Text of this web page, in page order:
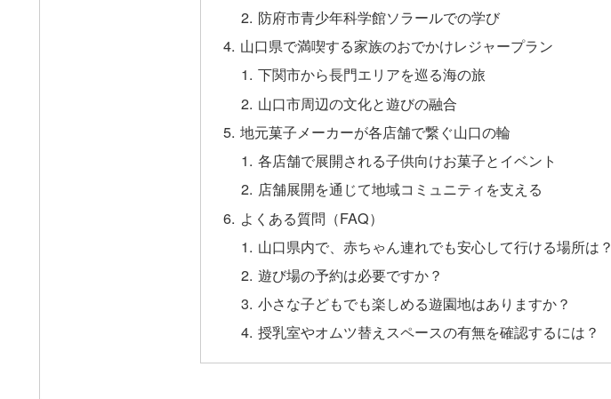
防府市青少年科学館ソラールでの学び
山口県で満喫する家族のおでかけレジャープラン
下関市から長門エリアを巡る海の旅
山口市周辺の文化と遊びの融合
地元菓子メーカーが各店舗で繋ぐ山口の輪
各店舗で展開される子供向けお菓子とイベント
店舗展開を通じて地域コミュニティを支える
よくある質問（FAQ）
山口県内で、赤ちゃん連れでも安心して行ける場所は？
遊び場の予約は必要ですか？
小さな子どもでも楽しめる遊園地はありますか？
授乳室やオムツ替えスペースの有無を確認するには？